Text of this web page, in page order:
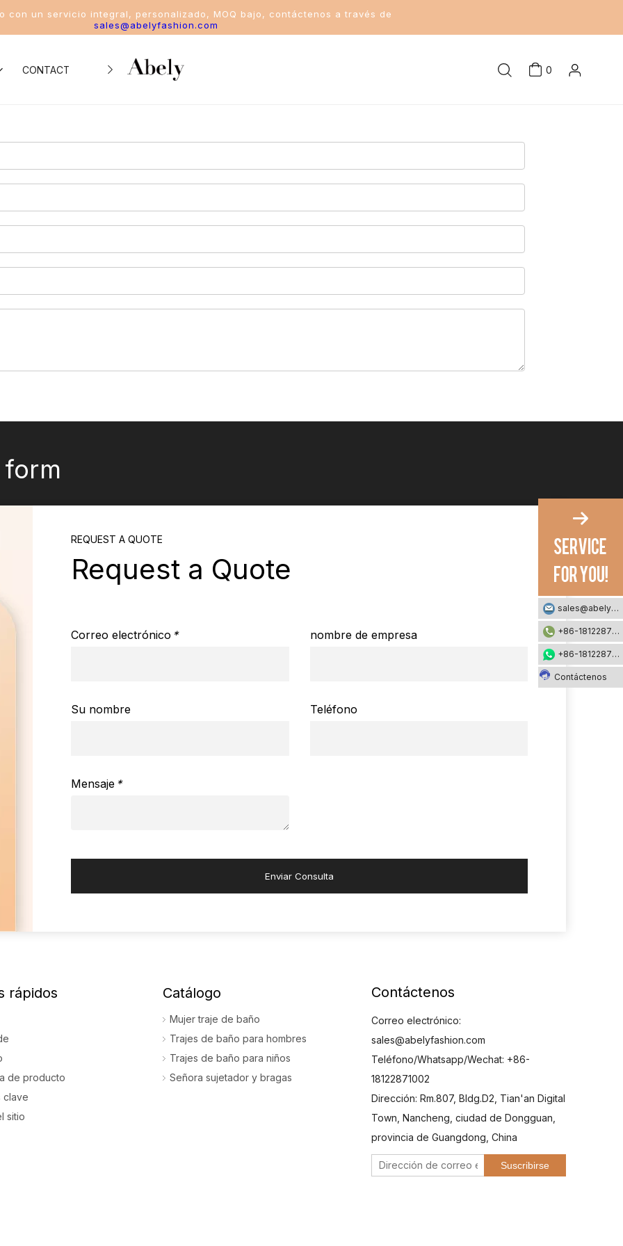
con un servicio integral, personalizado, MOQ bajo, contáctenos a través de
sales@abelyfashion.com
de la industria
de trajes de baño
del traje de baño de una pieza
CONTACTO 0
REQUEST A QUOTE
Request a Quote
*
Correo electrónico nombre de empresa
Su nombre Teléfono
*
Mensaje
Enviar Consulta
rápidos
de producto
clave
sitio
Catálogo
Mujer traje de baño
Trajes de baño para hombres
Trajes de baño para niños
Señora sujetador y bragas
Contáctenos
sales@abelyfashion.com
+86-18122871002
+86-18122871002
Contáctenos
Correo electrónico:
sales@abelyfashion.com
Teléfono/Whatsapp/Wechat: +86-
18122871002
Dirección: Rm.807, Bldg.D2, Tian'an Digital
Town, Nancheng, ciudad de Dongguan,
provincia de Guangdong, China
Suscribirse